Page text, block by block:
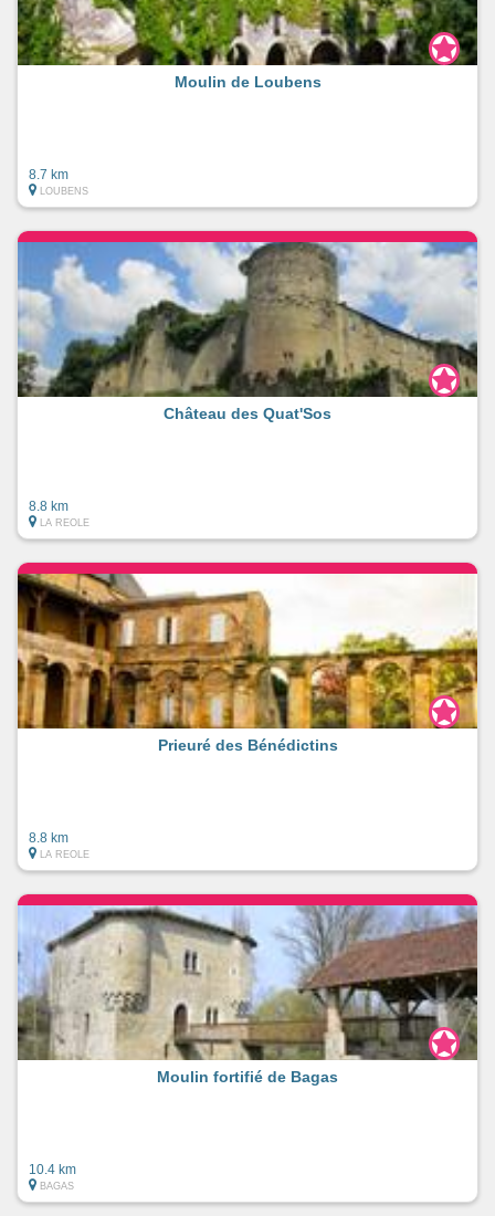
Moulin de Loubens
8.7 km
LOUBENS
Château des Quat'Sos
8.8 km
LA REOLE
Prieuré des Bénédictins
8.8 km
LA REOLE
Moulin fortifié de Bagas
10.4 km
BAGAS